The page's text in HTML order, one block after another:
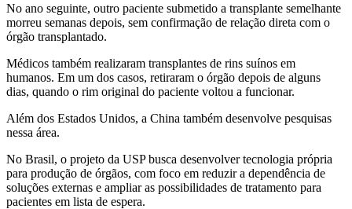
No ano seguinte, outro paciente submetido a transplante semelhante
morreu semanas depois, sem confirmação de relação direta com o
órgão transplantado.
Médicos também realizaram transplantes de rins suínos em
humanos. Em um dos casos, retiraram o órgão depois de alguns
dias, quando o rim original do paciente voltou a funcionar.
Além dos Estados Unidos, a China também desenvolve pesquisas
nessa área.
No Brasil, o projeto da USP busca desenvolver tecnologia própria
para produção de órgãos, com foco em reduzir a dependência de
soluções externas e ampliar as possibilidades de tratamento para
pacientes em lista de espera.